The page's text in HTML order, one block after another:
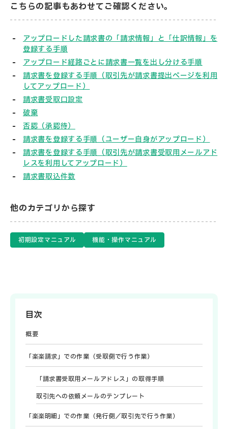
こちらの記事もあわせてご確認ください。
アップロードした請求書の「請求情報」と「仕訳情報」を
登録する手順
アップロード経路ごとに請求書一覧を出し分ける手順
請求書を登録する手順（取引先が請求書提出ページを利用
してアップロード）
請求書受取口設定
破棄
否認（承認待）
請求書を登録する手順（ユーザー自身がアップロード）
請求書を登録する手順（取引先が請求書受取用メールアド
レスを利用してアップロード）
請求書取込件数
他のカテゴリから探す
初期設定マニュアル 機能・操作マニュアル
目次
概要
「楽楽請求」での作業（受取側で行う作業）
「請求書受取用メールアドレス」の取得手順
取引先への依頼メールのテンプレート
「楽楽明細」での作業（発行側／取引先で行う作業）